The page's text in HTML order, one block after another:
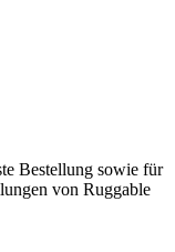
Bestellung sowie für
von Ruggable